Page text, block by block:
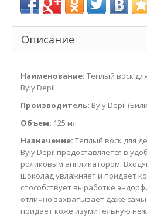
Описание
Наименование: Теплый воск
Byly Depil
Производитель: Byly Depil
Объем: 125 мл
Назначение: Теплый воск для
Byly Depil предоставляется в
роликовым аппликатором.
шоколад увлажняет и придает
способствует выработке
отлично захватывает даже
придает коже изумительную